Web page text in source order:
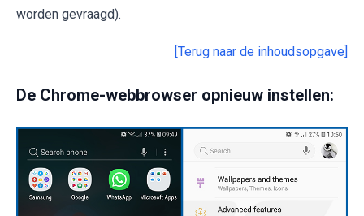
worden gevraagd).
[Terug naar de inhoudsopgave]
De Chrome-webbrowser opnieuw instellen: